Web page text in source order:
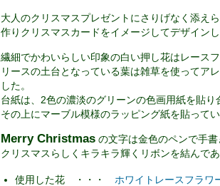
大人のクリスマスプレゼントにさりげなく添え
作りクリスマスカードをイメージしてデザイン
繊細でかわいらしい印象の白い押し花はレース
リースの土台となっている葉は雑草を使ってア
した。
台紙は、2色の濃淡のグリーンの色画用紙を貼り
その上にマーブル模様のラッピング紙を貼って
Merry Christmas の文字は金色のペンで手
クリスマスらしくキラキラ輝くリボンを結んで
使用した花 ・・・ ホワイトレースフラワ